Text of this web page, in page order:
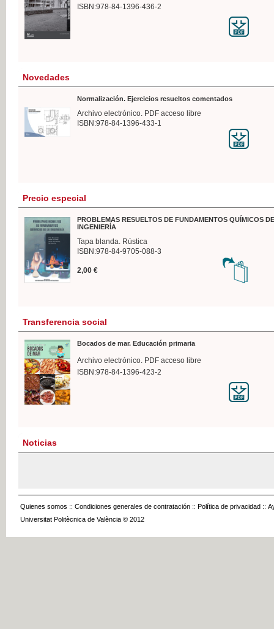
ISBN:978-84-1396-436-2
Novedades
Normalización. Ejercicios resueltos comentados
Archivo electrónico. PDF acceso libre
ISBN:978-84-1396-433-1
Precio especial
PROBLEMAS RESUELTOS DE FUNDAMENTOS QUÍMICOS
INGENIERÍA
Tapa blanda. Rústica
ISBN:978-84-9705-088-3
2,00 €
Transferencia social
Bocados de mar. Educación primaria
Archivo electrónico. PDF acceso libre
ISBN:978-84-1396-423-2
Noticias
Quienes somos :: Condiciones generales de contratación :: Política de privacidad ::
Universitat Politècnica de València © 2012